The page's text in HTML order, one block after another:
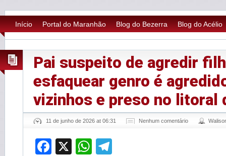
Início Portal do Maranhão Blog do Bezerra Blog do Acélio
Pai suspeito de agredir
esfaquear genro é
vizinhos e preso no litoral
11 de junho de 2026 at 06:31 Nenhum comentário
Facebook
X WhatsApp